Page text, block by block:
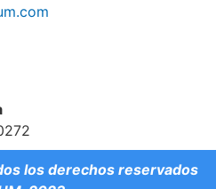
los derechos reservados